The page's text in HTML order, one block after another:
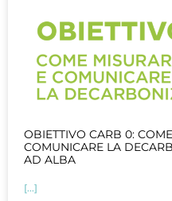
OBIETTIVO CARB 0:
COMUNICARE LA
AD ALBA
[...]